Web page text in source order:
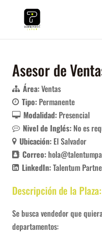
Asesor de
Área:Ventas
Tipo: Permanente
Modalidad: Presencial
Nivel de Inglés: No es
Ubicación: El Salvador
Correo:
LinkedIn:Talentum
Descripción de la Plaza:
Se busca vendedor que
departamentos: